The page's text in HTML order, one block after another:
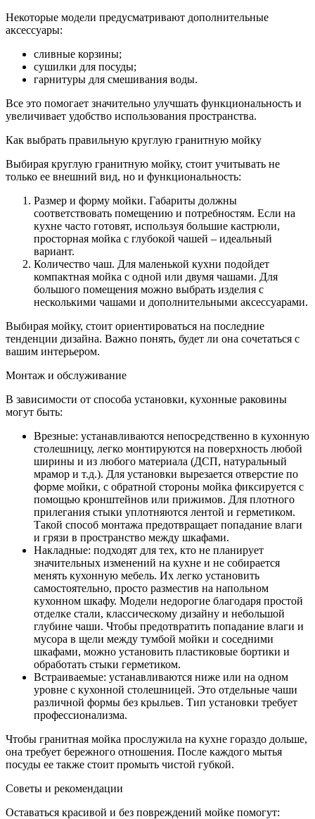
Некоторые модели предусматривают дополнительные
аксессуары:
сливные корзины;
сушилки для посуды;
гарнитуры для смешивания воды.
Все это помогает значительно улучшать функциональность и
увеличивает удобство использования пространства.
Как выбрать правильную круглую гранитную мойку
Выбирая круглую гранитную мойку, стоит учитывать не
только ее внешний вид, но и функциональность:
Размер и форму мойки. Габариты должны
соответствовать помещению и потребностям. Если на
кухне часто готовят, используя большие кастрюли,
просторная мойка с глубокой чашей – идеальный
вариант.
Количество чаш. Для маленькой кухни подойдет
компактная мойка с одной или двумя чашами. Для
большого помещения можно выбрать изделия с
несколькими чашами и дополнительными аксессуарами.
Выбирая мойку, стоит ориентироваться на последние
тенденции дизайна. Важно понять, будет ли она сочетаться с
вашим интерьером.
Монтаж и обслуживание
В зависимости от способа установки, кухонные раковины
могут быть:
Врезные: устанавливаются непосредственно в кухонную
столешницу, легко монтируются на поверхность любой
ширины и из любого материала (ДСП, натуральный
мрамор и т.д.). Для установки вырезается отверстие по
форме мойки, с обратной стороны мойка фиксируется с
помощью кронштейнов или прижимов. Для плотного
прилегания стыки уплотняются лентой и герметиком.
Такой способ монтажа предотвращает попадание влаги
и грязи в пространство между шкафами.
Накладные: подходят для тех, кто не планирует
значительных изменений на кухне и не собирается
менять кухонную мебель. Их легко установить
самостоятельно, просто разместив на напольном
кухонном шкафу. Модели недорогие благодаря простой
отделке стали, классическому дизайну и небольшой
глубине чаши. Чтобы предотвратить попадание влаги и
мусора в щели между тумбой мойки и соседними
шкафами, можно установить пластиковые бортики и
обработать стыки герметиком.
Встраиваемые: устанавливаются ниже или на одном
уровне с кухонной столешницей. Это отдельные чаши
различной формы без крыльев. Тип установки требует
профессионализма.
Чтобы гранитная мойка прослужила на кухне гораздо дольше,
она требует бережного отношения. После каждого мытья
посуды ее также стоит промыть чистой губкой.
Советы и рекомендации
Оставаться красивой и без повреждений мойке помогут: